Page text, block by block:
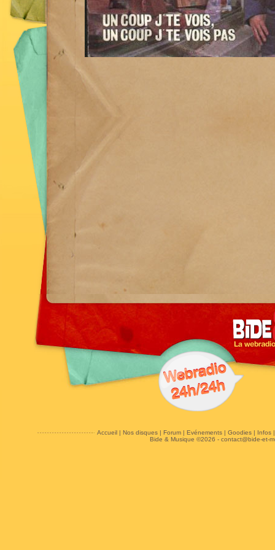
Accueil| Nos disques| Forum| Evénements| Goodies| Infos
Bide & Musique ©2026 - contact@bide-et-